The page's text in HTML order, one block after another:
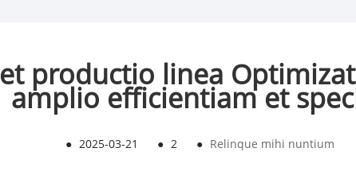
productio linea
amplio efficientiam et
● 2025-03-21 ● 2 ● Relinque mihi nuntium